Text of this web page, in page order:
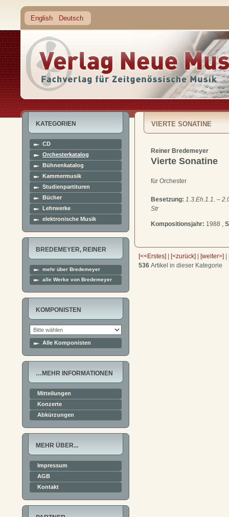
English Deutsch
KATEGORIEN
CD
Orchesterkatalog
Bühnenkatalog
Kammermusik
Studienpartituren
Bücher
Lehrwerke
elektronische Musik
BREDEMEYER, REINER
mehr über Bredemeyer
alle Werke von Bredemeyer
KOMPONISTEN
Alle Komponisten
…MEHR INFORMATIONEN
Mitteilungen
Konzerte
Abkürzungen
MEHR ÜBER...
Impressum
AGB
Kontakt
VIERTE SONATINE
Reiner Bredemeyer
Vierte Sonatine
für Orchester
Besetzung: 1.3.Eh.1.1. –
Str
Kompositionsjahr: 1988 ,
[<<Erstes] [<zurück] [weiter>]
536 Artikel in dieser Kategorie